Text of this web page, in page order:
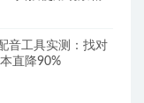
音工具实测：找对
直降90%